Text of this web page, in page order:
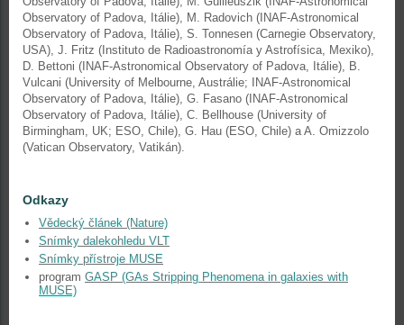
Observatory of Padova, Itálie), M. Radovich (INAF-Astronomical
Observatory of Padova, Itálie), S. Tonnesen (Carnegie Observatory,
USA), J. Fritz (Instituto de Radioastronomía y Astrofísica, Mexiko),
D. Bettoni (INAF-Astronomical Observatory of Padova, Itálie), B.
Vulcani (University of Melbourne, Austrálie; INAF-Astronomical
Observatory of Padova, Itálie), G. Fasano (INAF-Astronomical
Observatory of Padova, Itálie), C. Bellhouse (University of
Birmingham, UK; ESO, Chile), G. Hau (ESO, Chile) a A. Omizzolo
(Vatican Observatory, Vatikán).
Odkazy
Vědecký článek (Nature)
Snímky dalekohledu VLT
Snímky přístroje MUSE
program GASP (GAs Stripping Phenomena in galaxies with
MUSE)